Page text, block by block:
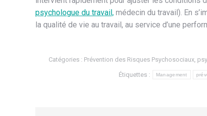
psychologue du travail, médecin du travail). En
la qualité de vie au travail, au service d’une
Catégories : Prévention des Risques Psychosociaux,
Étiquettes : Management